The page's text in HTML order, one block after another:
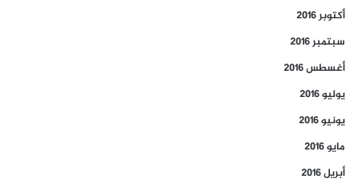
أكتوبر 2016
سبتمبر 2016
أغسطس 2016
يوليو 2016
يونيو 2016
مايو 2016
أبريل 2016